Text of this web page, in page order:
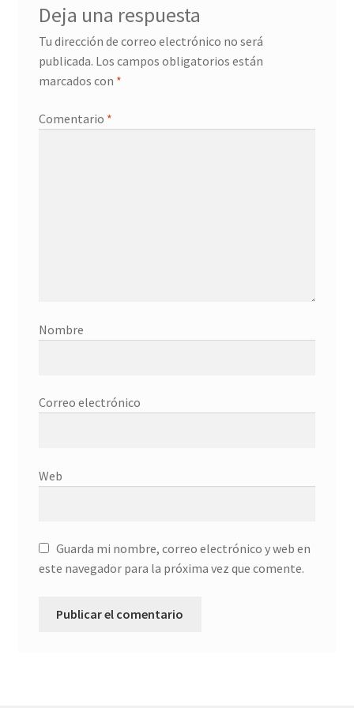
Donation History
Eros
Galería
Imprescindible
Mi cuenta
Política de privacidad
Deja una respuesta
Tu dirección de correo electrónico no será
publicada. Los campos obligatorios están
marcados con *
Comentario *
Nombre
Correo electrónico
Web
Guarda mi nombre, correo electrónico y web en
este navegador para la próxima vez que comente.